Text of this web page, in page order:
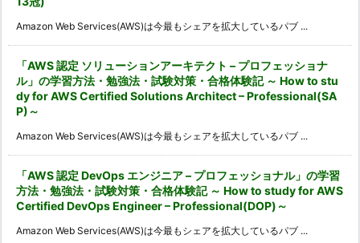
Amazon Web Services(AWS)は今最もシェアを拡大しているパブ ...
「AWS 認定 ソリューションアーキテクト – プロフェッショナ
ル」の学習方法・勉強法・試験対策・合格体験記 ～ How to stu
dy for AWS Certified Solutions Architect – Professional(SA
P)～
Amazon Web Services(AWS)は今最もシェアを拡大しているパブ ...
「AWS 認定 DevOps エンジニア – プロフェッショナル」の学習
方法・勉強法・試験対策・合格体験記 ～ How to study for AWS
Certified DevOps Engineer – Professional(DOP)～
Amazon Web Services(AWS)は今最もシェアを拡大しているパブ ...